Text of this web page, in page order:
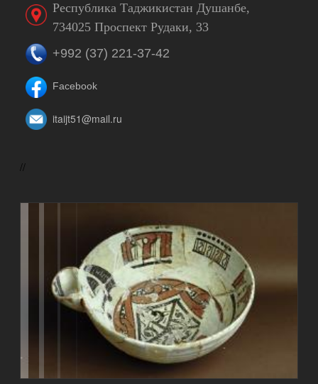
Республика Таджикистан Душанбе,
734025 Проспект Рудаки, 33
+992 (37) 221-37-42
Facebook
itaijt51@mail.ru
//